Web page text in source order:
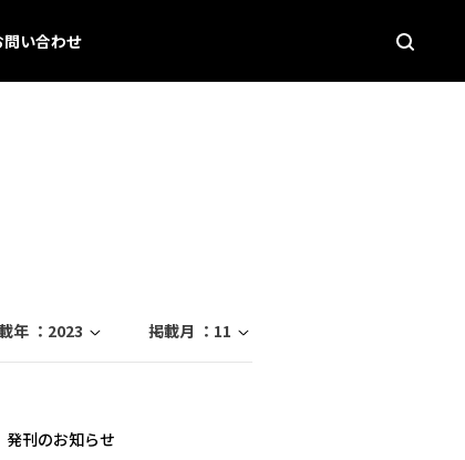
問い合わせ
年 ： 2023 掲載月 ： 11
発刊のお知らせ